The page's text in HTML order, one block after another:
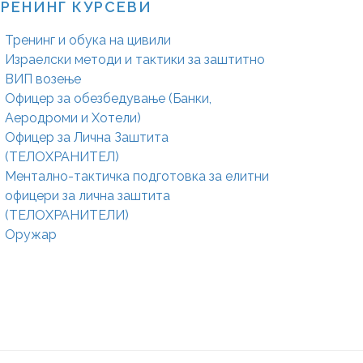
КУРСЕВИ
Тренинг и обука на цивили
Израелски методи и тактики за заштитно
ВИП возење
Офицер за обезбедување (Банки,
Аеродроми и Хотели)
Офицер за Лична Заштита
(ТЕЛОХРАНИТЕЛ)
Ментално-тактичка подготовка за елитни
офицери за лична заштита
(ТЕЛОХРАНИТЕЛИ)
Оружар